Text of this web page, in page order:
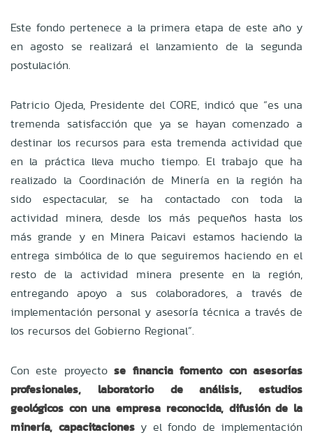
Este fondo pertenece a la primera etapa de este año y
en agosto se realizará el lanzamiento de la segunda
postulación.
Patricio Ojeda, Presidente del CORE, indicó que “es una
tremenda satisfacción que ya se hayan comenzado a
destinar los recursos para esta tremenda actividad que
en la práctica lleva mucho tiempo. El trabajo que ha
realizado la Coordinación de Minería en la región ha
sido espectacular, se ha contactado con toda la
actividad minera, desde los más pequeños hasta los
más grande y en Minera Paicavi estamos haciendo la
entrega simbólica de lo que seguiremos haciendo en el
resto de la actividad minera presente en la región,
entregando apoyo a sus colaboradores, a través de
implementación personal y asesoría técnica a través de
los recursos del Gobierno Regional”.
Con este proyectose financia fomento con asesorías
profesionales, laboratorio de análisis, estudios
geológicos con una empresa reconocida, difusión de la
minería, capacitacionesy el fondo de implementación